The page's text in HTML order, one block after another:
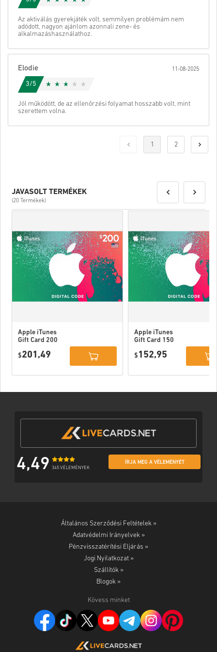
Az aktiválás gyerekjáték volt, semmilyen problémám nem
adódott, nagyon ajánlom azonnali zene- és
alkalmazáshasználathoz.
Elodie 11-08-2025
3/5
Jól működött, de az ellenőrzési folyamat hosszabb volt, mint
szerettem volna.
1 2
JAVASOLT TERMÉKEK
(20 Termékek)
Apple iTunes
Gift Card 200
$201,49
Apple iTunes
Gift Card 150
$ 152,95
4,49 345 VÉLEMÉNYEK
ÍRJA MEG A VÉLEMÉNYÉT
Általános Szerződési Feltételek »
Adatvédelmi Irányelvek »
Pénzvisszatérítési Eljárás »
Jogi Nyilatkozat »
Szállítók »
Blogok »
Kövess minket